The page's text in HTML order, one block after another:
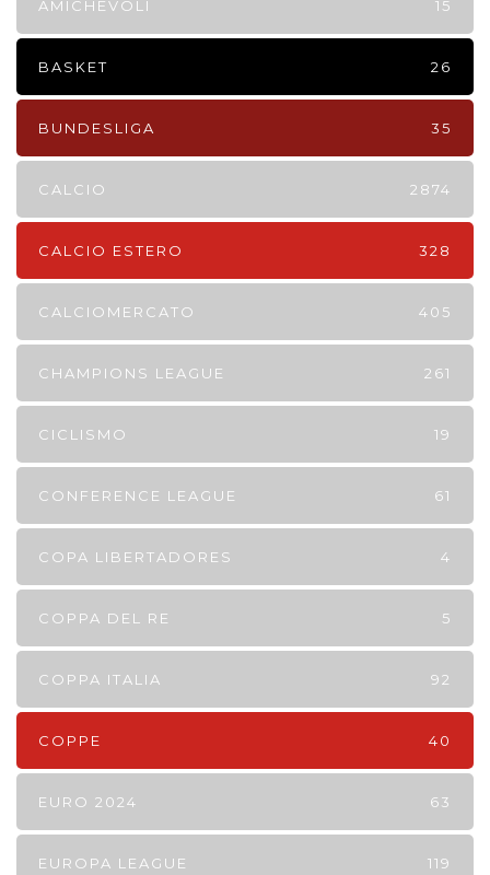
AMICHEVOLI 15
BASKET 26
BUNDESLIGA 35
CALCIO 2874
CALCIO ESTERO 328
CALCIOMERCATO 405
CHAMPIONS LEAGUE 261
CICLISMO 19
CONFERENCE LEAGUE 61
COPA LIBERTADORES 4
COPPA DEL RE 5
COPPA ITALIA 92
COPPE 40
EURO 2024 63
EUROPA LEAGUE 119